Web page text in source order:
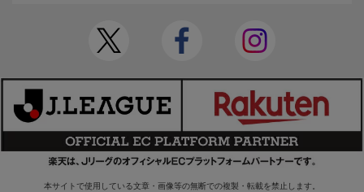
本サイトで使用している文章・画像等の無断での複製・転載を禁止します。